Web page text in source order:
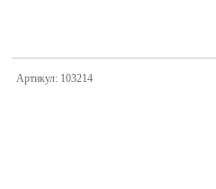
Артикул: 103214